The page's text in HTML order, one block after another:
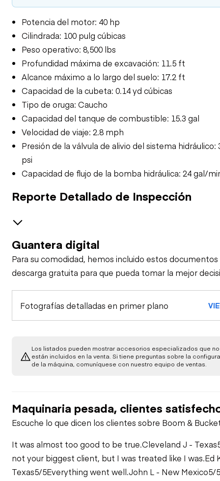
Potencia del motor: 40 hp
Cilindrada: 100 pulg cúbicas
Peso operativo: 8,500 lbs
Profundidad máxima de excavación: 11.5 ft
Alcance máximo a lo largo del suelo: 17.2 ft
Capacidad de la cubeta: 0.14 yd cúbicas
Tipo de oruga: Caucho
Capacidad del tanque de combustible: 15.3 gal
Velocidad de viaje: 2.8 mph
Presión de la válvula de alivio del sistema hidráulico:
psi
Capacidad de flujo de la bomba hidráulica: 24 gal/
Reporte Detallado de Inspección
GENERAL CONDITION
is Operable
Visible Oil Leaks
Frame
GENERAL APPEARANCE
Bumper
Catwalk
Crankcase Guard /
Battery Box
Decals
SAFETY ITEMS
Camera(s)
Secondary Exit
Travel Alarm
OPERATOR STATION
Air Conditioner
Cab Filter / Heat
Vent Louvres
Dash Console
Door Latches /
ENGINE
ENGINE
Engine Oil Level /
Anti-Freeze Level /
Belts / Pulleys -
COOLING SYSTEM
Alternator
Master Disconnect
HYDRAULICS
Boom Cylinder
BOOM
Boom Condition
STICK
Guantera digital
Para su comodidad, hemos incluido estos documentos
descarga gratuita para que pueda tomar la mejor
Fotografías detalladas en primer plano
Los listados pueden mostrar accesorios especializados que no
están incluidos en la venta. Si tiene preguntas sobre la
de la máquina, comuníquese con nuestro equipo de ventas.
Maquinaria pesada, clientes
Escuche lo que dicen los clientes sobre Boom &
It was almost too good to be true.Cleveland J - Texas
not your biggest client, but I was treated like I was.Ed
Texas5/5Everything went well.John L - New Mexico5/5